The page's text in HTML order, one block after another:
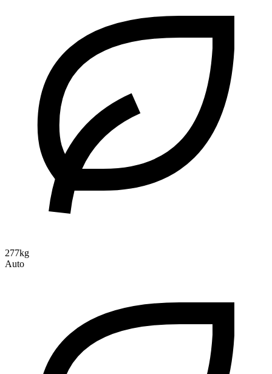
277kg
Auto